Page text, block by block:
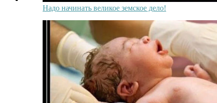
Надо начинать великое земское дело!